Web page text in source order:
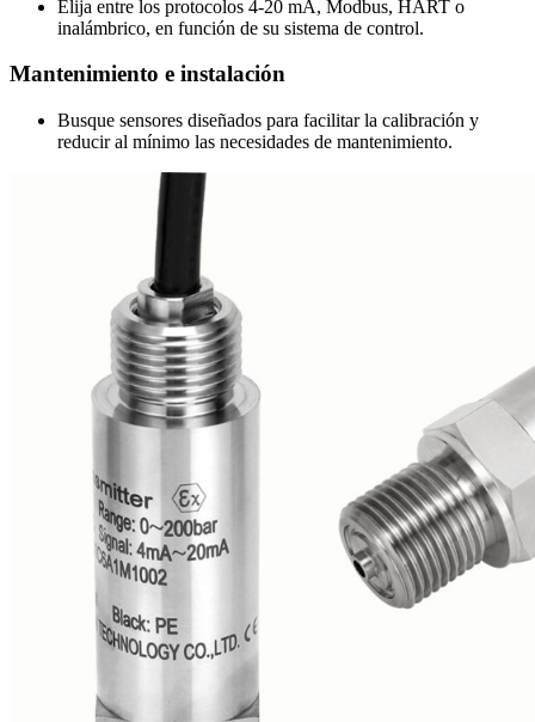
Elija entre los protocolos 4-20 mA, Modbus, HART o
inalámbrico, en función de su sistema de control.
Mantenimiento e instalación
Busque sensores diseñados para facilitar la calibración y
reducir al mínimo las necesidades de mantenimiento.